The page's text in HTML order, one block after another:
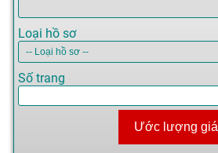
Loại hồ sơ
Số trang
Ước lượng giá